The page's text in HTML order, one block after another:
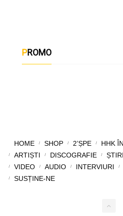
PROMO
HOME SHOP 2’ȘPE HHK
ARTIȘTI
DISCOGRAFIE ȘTIRI
VIDEO
AUDIO INTERVIURI
SUSȚINE-NE